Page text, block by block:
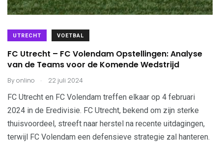
UTRECHT VOETBAL
FC Utrecht – FC Volendam Opstellingen: Analyse
van de Teams voor de Komende Wedstrijd
Byonlino . 22 juli 2024
FC Utrecht en FC Volendam treffen elkaar op 4 februari
2024 in de Eredivisie. FC Utrecht, bekend om zijn sterke
thuisvoordeel, streeft naar herstel na recente uitdagingen,
terwijl FC Volendam een defensieve strategie zal hanteren.